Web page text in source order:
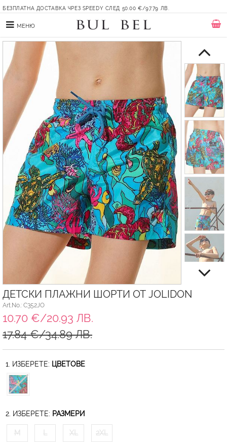
БЕЗПЛАТНА ДОСТАВКА ЧРЕЗ SPEEDY СЛЕД 50.00 €/97.79 ЛВ.
МЕНЮ
ДЕТСКИ ПЛАЖНИ ШОРТИ ОТ JOLIDON
Art.No.: C352JO
10.70 €/20.93 ЛВ.
17.84 €/34.89 ЛВ.
1. ИЗБЕРЕТЕ: ЦВЕТОВЕ
2. ИЗБЕРЕТЕ: РАЗМЕРИ
M L XL 2XL